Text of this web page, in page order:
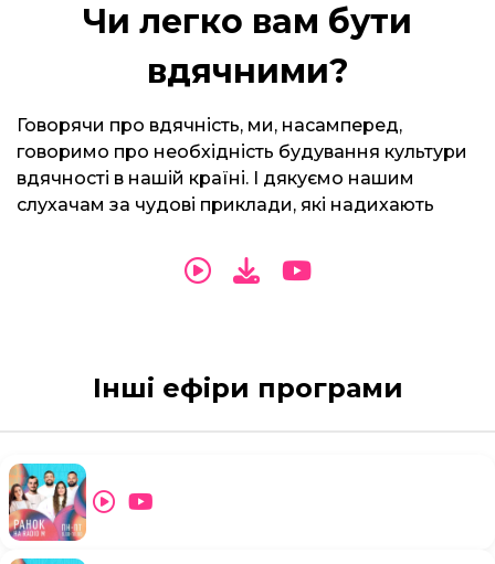
Чи легко вам бути
вдячними?
Говорячи про вдячність, ми, насамперед,
говоримо про необхідність будування культури
вдячності в нашій країні. І дякуємо нашим
слухачам за чудові приклади, які надихають
Інші ефіри програми